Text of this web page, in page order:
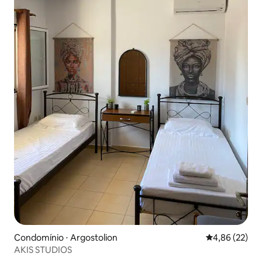
Condomínio ⋅ Argostolion 4,86 de uma
4,86 (22)
AΚΙS STUDIOS